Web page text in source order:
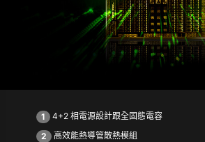
1
4+2 相電源設計跟全固態電容
2
高效能熱導管散熱模組